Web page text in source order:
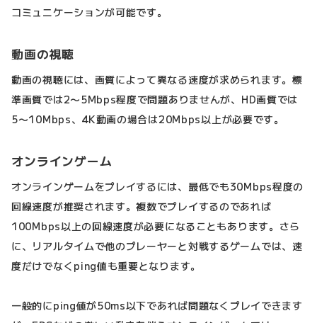
コミュニケーションが可能です。
動画の視聴
動画の視聴には、画質によって異なる速度が求められます。標
準画質では2〜5Mbps程度で問題ありませんが、HD画質では
5〜10Mbps、4K動画の場合は20Mbps以上が必要です。
オンラインゲーム
オンラインゲームをプレイするには、最低でも30Mbps程度の
回線速度が推奨されます。複数でプレイするのであれば
100Mbps以上の回線速度が必要になることもあります。さら
に、リアルタイムで他のプレーヤーと対戦するゲームでは、速
度だけでなくping値も重要となります。
一般的にping値が50ms以下であれば問題なくプレイできます